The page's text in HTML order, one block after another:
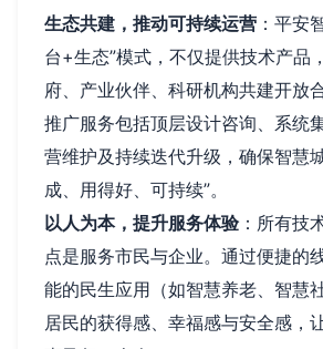
生态共建，推动可持续运营 ：平安
台+生态”模式，不仅提供技术产品
府、产业伙伴、科研机构共建开放
推广服务包括顶层设计咨询、系统
营维护及持续迭代升级，确保智慧
成、用得好、可持续”。
以人为本，提升服务体验：所有技
点是服务市民与企业。通过便捷的
能的民生应用（如智慧养老、智慧
居民的获得感、幸福感与安全感，